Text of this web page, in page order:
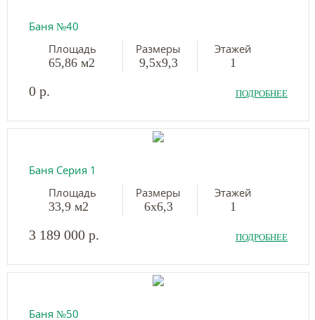
Баня №40
Площадь
65,86 м2
Размеры
9,5х9,3
Этажей
1
0 р. ПОДРОБНЕЕ
Баня Серия 1
Площадь
33,9 м2
Размеры
6х6,3
Этажей
1
3 189 000 р. ПОДРОБНЕЕ
Баня №50